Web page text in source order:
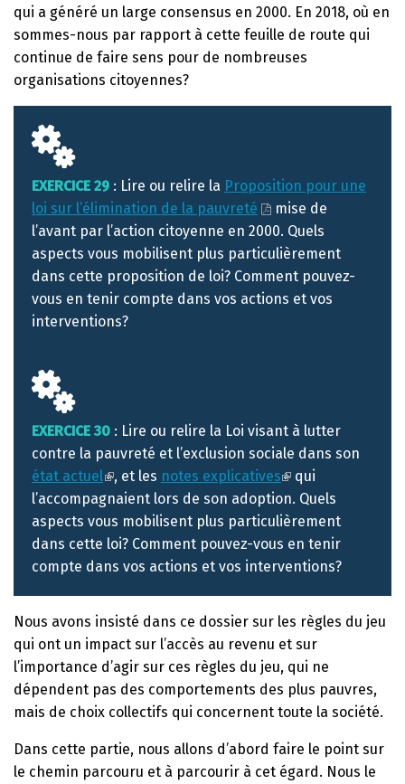
qui a généré un large consensus en 2000. En 2018, où en
sommes-nous par rapport à cette feuille de route qui
continue de faire sens pour de nombreuses
organisations citoyennes?
EXERCICE 29 : Lire ou relire la Proposition pour une
loi sur l’élimination de la pauvreté
mise de
l’avant par l’action citoyenne en 2000. Quels
aspects vous mobilisent plus particulièrement
dans cette proposition de loi? Comment pouvez-
vous en tenir compte dans vos actions et vos
interventions?
EXERCICE 30 : Lire ou relire la Loi visant à lutter
contre la pauvreté et l’exclusion sociale dans son
état actuel
, et les notes explicatives
qui
l’accompagnaient lors de son adoption. Quels
aspects vous mobilisent plus particulièrement
dans cette loi? Comment pouvez-vous en tenir
compte dans vos actions et vos interventions?
Nous avons insisté dans ce dossier sur les règles du jeu
qui ont un impact sur l’accès au revenu et sur
l’importance d’agir sur ces règles du jeu, qui ne
dépendent pas des comportements des plus pauvres,
mais de choix collectifs qui concernent toute la société.
Dans cette partie, nous allons d’abord faire le point sur
le chemin parcouru et à parcourir à cet égard. Nous le